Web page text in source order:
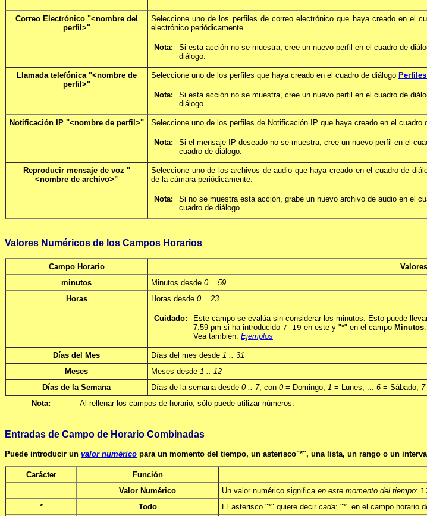
Correo Electrónico "<nombre del
perfil>"
Seleccione uno de los perfiles de correo electrónico que haya creado en el
electrónico periódicamente.
Nota: Si esta acción no se muestra, cree un nuevo perfil en el cuadro de
diálogo.
Llamada telefónica "<nombre de
perfil>"
Seleccione uno de los perfiles que haya creado en el cuadro de diálogo
Nota: Si esta acción no se muestra, cree un nuevo perfil en el cuadro de
diálogo.
Notificación IP "<nombre de perfil>" Seleccione uno de los perfiles de Notificación IP que haya creado en el cuadro
Nota: Si el mensaje IP deseado no se muestra, cree un nuevo perfil en el
cuadro de diálogo.
Reproducir mensaje de voz "
<nombre de archivo>"
Seleccione uno de los archivos de audio que haya creado en el cuadro de
de la cámara periódicamente.
Nota: Si no se muestra esta acción, grabe un nuevo archivo de audio en el
cuadro de diálogo.
Valores Numéricos de los Campos Horarios
Campo Horario
minutos
Minutos desde 0 .. 59
Horas
Horas desde 0 .. 23
Cuidado:
Este campo se evalúa sin considerar los minutos. Esto puede
7:59 pm si ha introducido 7-19 en este y "*" en el campo Minutos.
Vea también: Ejemplos
Días del Mes Días del mes desde 1 .. 31
Meses
Meses desde 1 .. 12
Días de la Semana
Días de la semana desde 0 .. 7, con 0= Domingo, 1 = Lunes, ... 6 = Sábado, 7
Nota:
Al rellenar los campos de horario, sólo puede utilizar números.
Entradas de Campo de Horario Combinadas
Puede introducir un valor numérico para un momento del tiempo, un asterisco"*", una lista, un rango o un
Carácter Función
Valor Numérico
Un valor numérico significa en este momento del tiempo:
*
Todo El asterisco "*" quiere decir cada: "*" en el campo horario